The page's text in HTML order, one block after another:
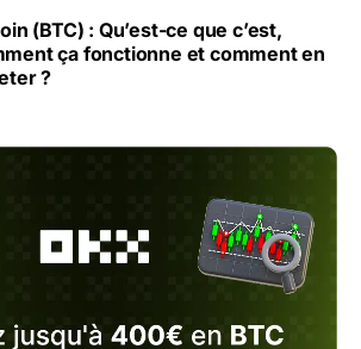
(BTC) : Qu’est-ce que c’est,
ça fonctionne et comment en
?